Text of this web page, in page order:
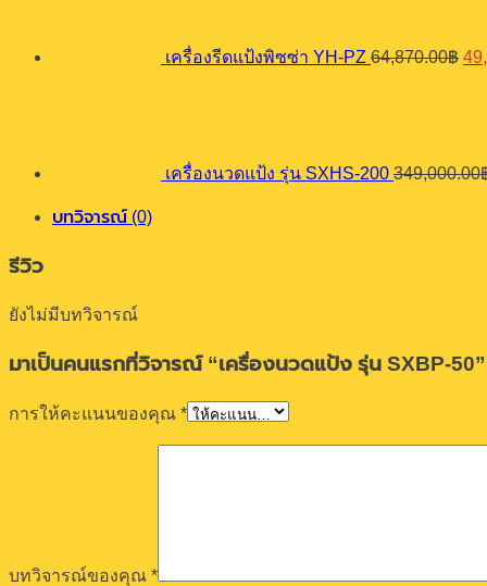
เครื่องรีดแป้งพิซซ่า YH-PZ 64,870.00฿
เครื่องนวดแป้ง รุ่น SXHS-200 349,000.00
บทวิจารณ์ (0)
รีวิว
ยังไม่มีบทวิจารณ์
มาเป็นคนแรกที่วิจารณ์ “เครื่องนวดแป้ง รุ่น SXBP-50”
การให้คะแนนของคุณ *
บทวิจารณ์ของคุณ *